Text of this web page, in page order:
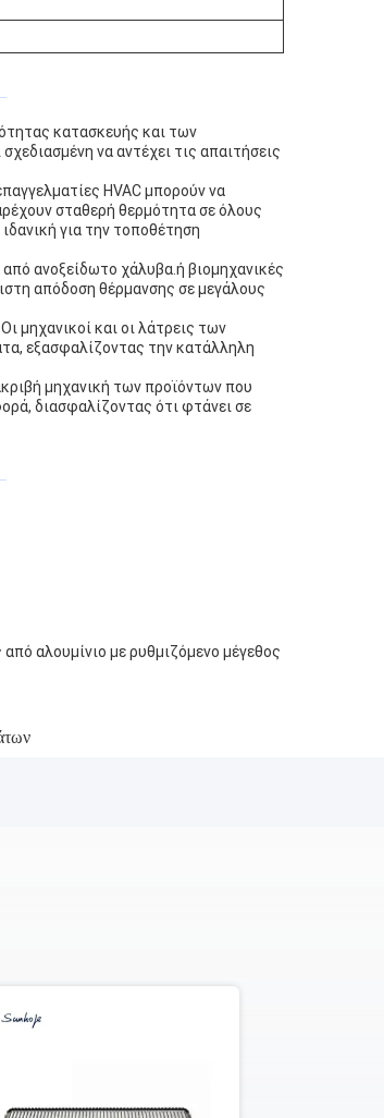
κατασκευής και των
να αντέχει τις απαιτήσεις
HVAC μπορούν να
σταθερή θερμότητα σε όλους
για την τοποθέτηση
ανοξείδωτο χάλυβα.ή βιομηχανικές
απόδοση θέρμανσης σε μεγάλους
μηχανικοί και οι λάτρεις των
εξασφαλίζοντας την κατάλληλη
μηχανική των προϊόντων που
διασφαλίζοντας ότι φτάνει σε
αλουμίνιο με ρυθμιζόμενο μέγεθος